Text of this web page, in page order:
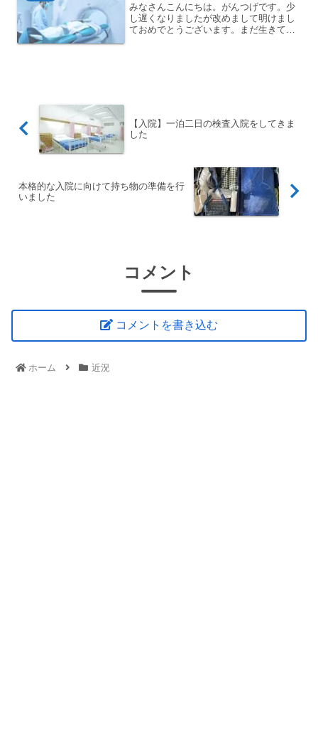
みなさんこんにちは。がんつげです。少
し遅くなりましたが改めまして明けまし
ておめでとうございます。まだ生きてま
【入院】一泊二日の検査入院をしてきま
した
本格的な入院に向けて持ち物の準備を行
いました
コメント
コメントを書き込む
ホーム 近況